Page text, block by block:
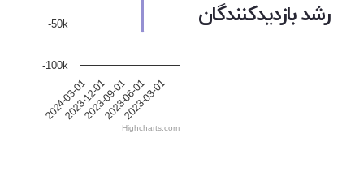
رشد بازدیدکنندگان
2024-03-01
2023-12-01
2023-09-01
2023-06-01
2023-03-01
-100k
-50k
Highcharts.com